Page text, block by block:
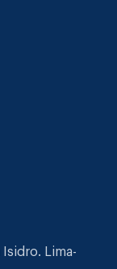
Isidro. Lima-